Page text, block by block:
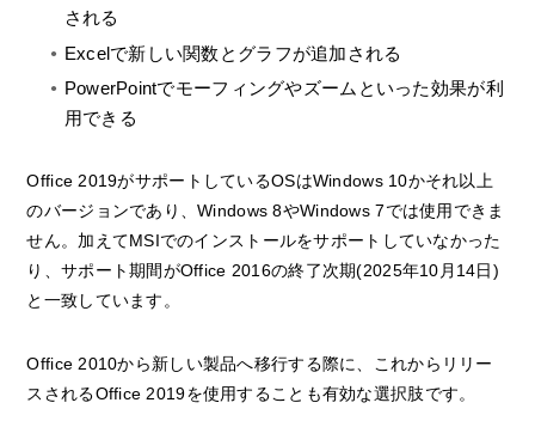
される
Excelで新しい関数とグラフが追加される
PowerPointでモーフィングやズームといった効果が利
用できる
Office 2019がサポートしているOSはWindows 10かそれ以上
のバージョンであり、Windows 8やWindows 7では使用できま
せん。加えてMSIでのインストールをサポートしていなかった
り、サポート期間がOffice 2016の終了次期(2025年10月14日)
と一致しています。
Office 2010から新しい製品へ移行する際に、これからリリー
スされるOffice 2019を使用することも有効な選択肢です。